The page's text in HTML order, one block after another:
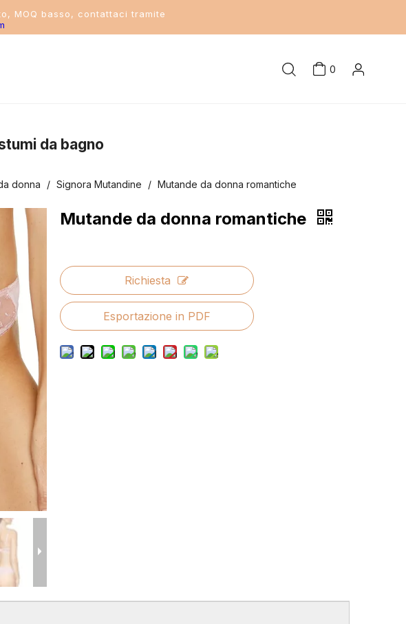
MOQ basso, contattaci tramite
0
da bagno
donna / Signora Mutandine / Mutande da donna romantiche
Mutande da donna romantiche
Richiesta
Esportazione in PDF